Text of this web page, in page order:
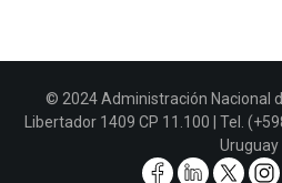
© 2024 Administración Nacional
Libertador 1409 CP 11.100 | Tel.
Uruguay